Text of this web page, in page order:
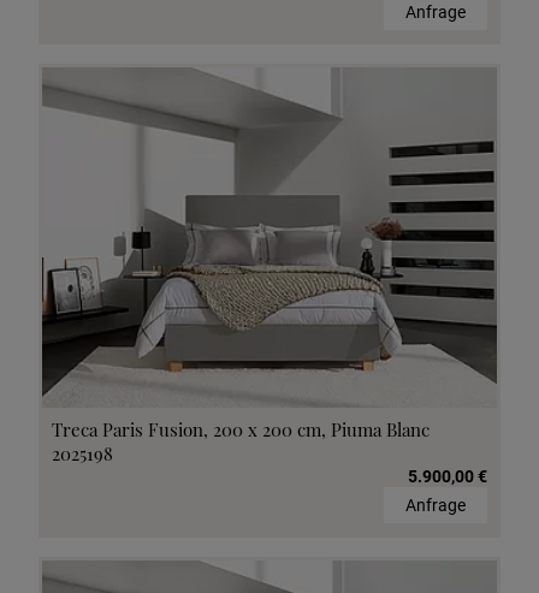
Anfrage
Treca Paris Fusion, 200 x 200 cm, Piuma Blanc
2025198
5.900,00 €
Anfrage